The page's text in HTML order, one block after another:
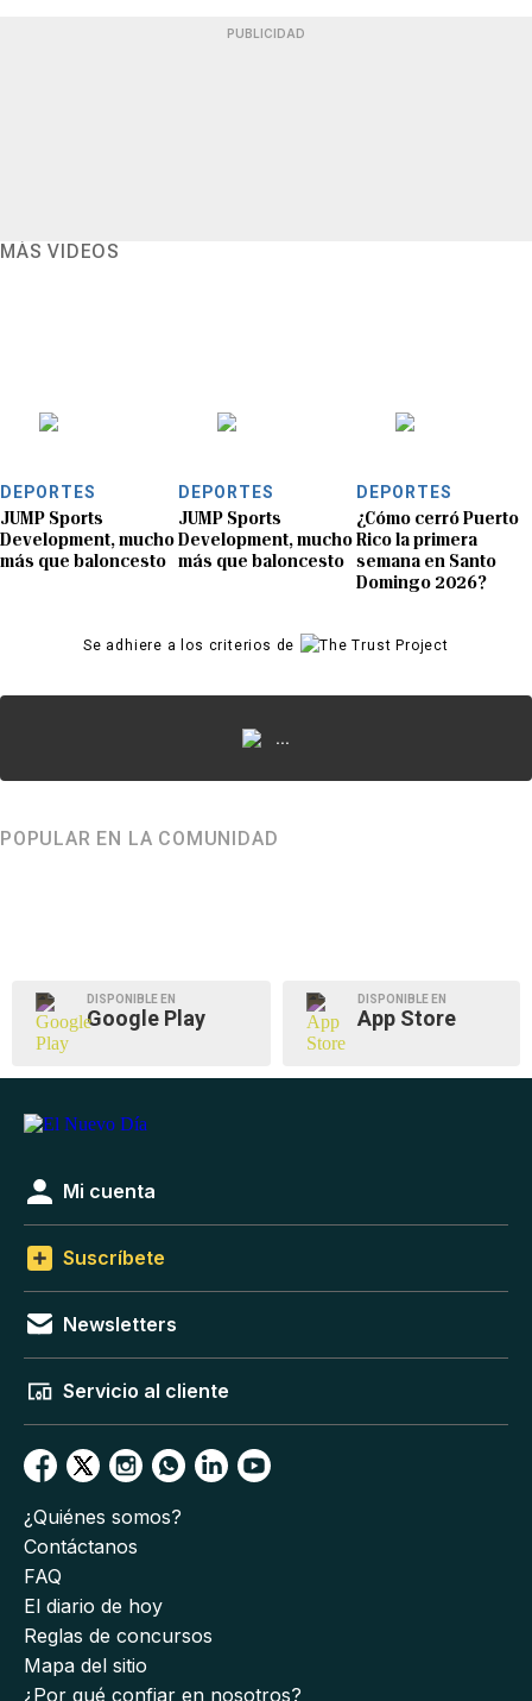
PUBLICIDAD
MÁS VIDEOS
DEPORTES
JUMP Sports
Development, mucho
más que baloncesto
DEPORTES
JUMP Sports
Development, mucho
más que baloncesto
DEPORTES
¿Cómo cerró Puerto
Rico la primera
semana en Santo
Domingo 2026?
Se adhiere a los criterios de
...
POPULAR EN LA COMUNIDAD
DISPONIBLE EN
Google Play
DISPONIBLE EN
App Store
Mi cuenta
Suscríbete
Newsletters
Servicio al cliente
¿Quiénes somos?
Contáctanos
FAQ
El diario de hoy
Reglas de concursos
Mapa del sitio
¿Por qué confiar en nosotros?